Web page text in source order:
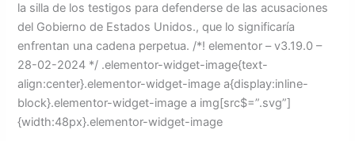
la silla de los testigos para defenderse de las acusaciones
del Gobierno de Estados Unidos., que lo significaría
enfrentan una cadena perpetua. /*! elementor – v3.19.0 –
28-02-2024 */ .elementor-widget-image{text-
align:center}.elementor-widget-image a{display:inline-
block}.elementor-widget-image a img[src$=”.svg”]
{width:48px}.elementor-widget-image